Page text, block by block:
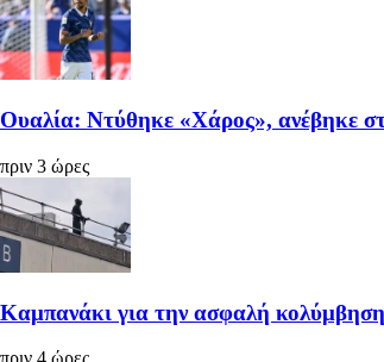
Ουαλία: Ντύθηκε «Χάρος», ανέβηκε
πριν 3 ώρες
Καμπανάκι για την ασφαλή